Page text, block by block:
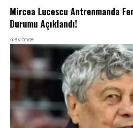
Mircea Lucescu Antrenmanda
Durumu Açıklandı!
4 ay önce